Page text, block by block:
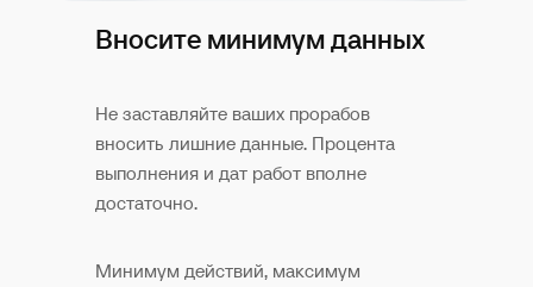
Вносите минимум данных
Не заставляйте ваших прорабов
вносить лишние данные. Процента
выполнения и дат работ вполне
достаточно.
Минимум действий, максимум